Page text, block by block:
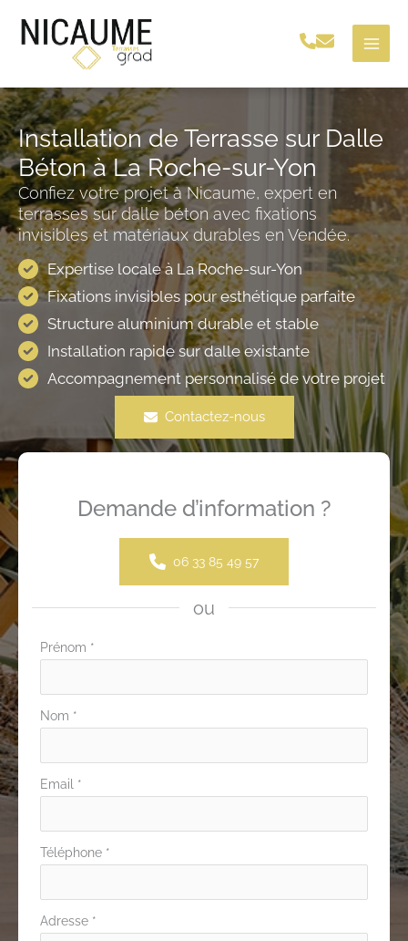
Installation de Terrasse sur Dalle
Béton à La Roche-sur-Yon
Confiez votre projet à Nicaume, expert en
terrasses sur dalle béton avec fixations
invisibles et matériaux durables en Vendée.
Expertise locale à La Roche-sur-Yon
Fixations invisibles pour esthétique parfaite
Structure aluminium durable et stable
Installation rapide sur dalle existante
Accompagnement personnalisé de votre projet
Contactez-nous
Demande d’information ?
06 33 85 49 57
ou
Formulaire
avec
téléphone
Prénom *
Nom *
Email *
Téléphone *
Adresse *